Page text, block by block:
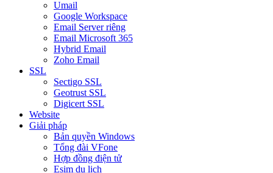
Umail
Google Workspace
Email Server riêng
Email Microsoft 365
Hybrid Email
Zoho Email
SSL
Sectigo SSL
Geotrust SSL
Digicert SSL
Website
Giải pháp
Bản quyền Windows
Tổng đài VFone
Hợp đồng điện tử
Esim du lịch